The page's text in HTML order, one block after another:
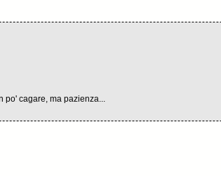
po' cagare, ma pazienza...